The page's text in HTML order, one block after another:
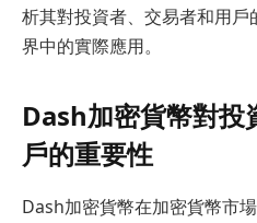
析其對投資者、交易者和用
界中的實際應用。
Dash加密貨幣對投
戶的重要性
Dash加密貨幣在加密貨幣市